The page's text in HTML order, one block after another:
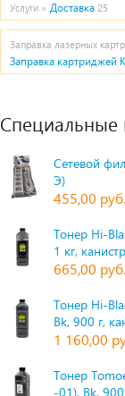
Услуги » Доставка 25
Заправка лазерных
Заправка картриджей
Специальные
Сетевой
Э)
455,00 руб.
Тонер Hi-
1 кг,
665,00 руб.
Тонер Hi-
Bk, 900 г,
1 160,00
Тонер
-01), Bk,